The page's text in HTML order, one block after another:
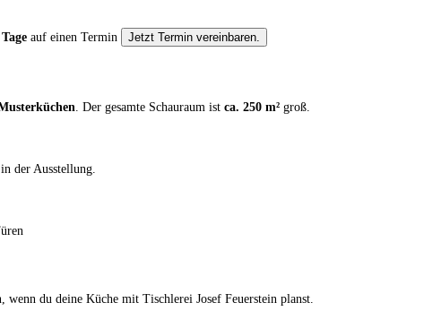
auf einen Termin Jetzt Termin vereinbaren.
. Der gesamte Schauraum ist ca. 250 m² groß.
der Ausstellung.
du deine Küche mit Tischlerei Josef Feuerstein planst.